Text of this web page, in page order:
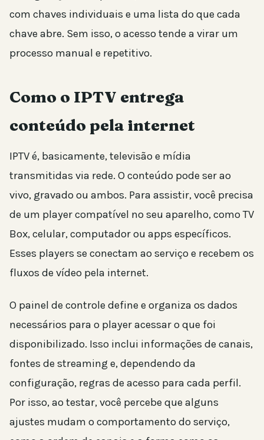
com chaves individuais e uma lista do que cada
chave abre. Sem isso, o acesso tende a virar um
processo manual e repetitivo.
Como o IPTV entrega
conteúdo pela internet
IPTV é, basicamente, televisão e mídia
transmitidas via rede. O conteúdo pode ser ao
vivo, gravado ou ambos. Para assistir, você precisa
de um player compatível no seu aparelho, como TV
Box, celular, computador ou apps específicos.
Esses players se conectam ao serviço e recebem os
fluxos de vídeo pela internet.
O painel de controle define e organiza os dados
necessários para o player acessar o que foi
disponibilizado. Isso inclui informações de canais,
fontes de streaming e, dependendo da
configuração, regras de acesso para cada perfil.
Por isso, ao testar, você percebe que alguns
ajustes mudam o comportamento do serviço,